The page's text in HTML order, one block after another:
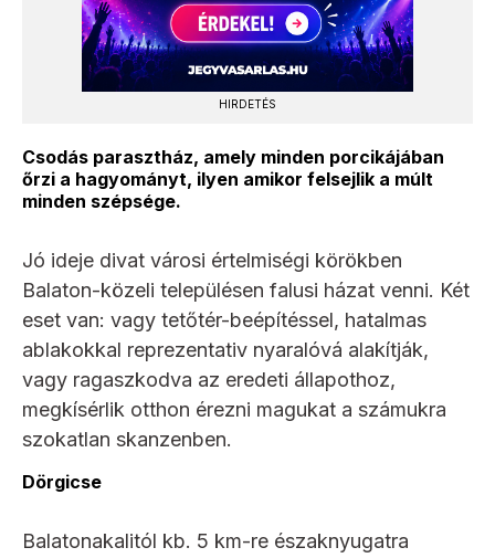
HIRDETÉS
Csodás parasztház, amely minden porcikájában
őrzi a hagyományt, ilyen amikor felsejlik a múlt
minden szépsége.
Jó ideje divat városi értelmiségi körökben
Balaton-közeli településen falusi házat venni. Két
eset van: vagy tetőtér-beépítéssel, hatalmas
ablakokkal reprezentativ nyaralóvá alakítják,
vagy ragaszkodva az eredeti állapothoz,
megkísérlik otthon érezni magukat a számukra
szokatlan skanzenben.
Dörgicse
Balatonakalitól kb. 5 km-re északnyugatra